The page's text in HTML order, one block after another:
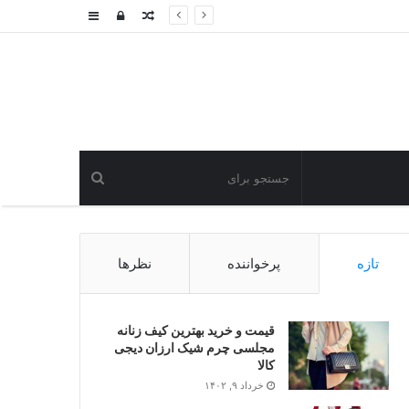
ورود نوشته
تازه پرخواننده نظرها
قیمت و خرید بهترین کیف زنانه
مجلسی چرم شیک ارزان دیجی
کالا
خرداد ۹, ۱۴۰۲